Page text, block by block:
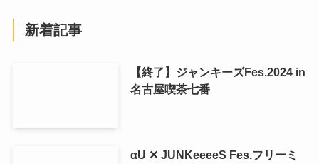
新着記事
【終了】ジャンキーズFes.2024 in
名古屋喫茶七番
αU ✕ JUNKeeeeS Fes.フリーミ